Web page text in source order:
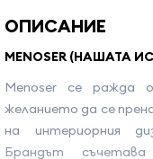
ОПИСАНИЕ
MENOSER (НАШАТА
Menoser се
желанието да се
на интериорния
Брандът